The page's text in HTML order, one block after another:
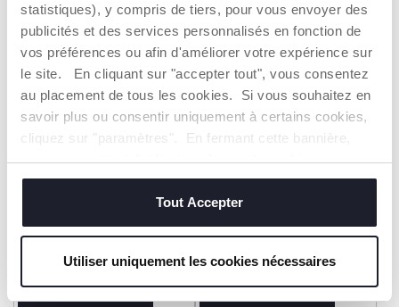
statistiques), y compris de tiers, pour vous envoyer des
publicités et des services personnalisés en fonction de
vos préférences ou afin d'améliorer votre expérience sur
le site. En cliquant sur "accepter tout", vous consentez
au placement de tous les cookies. Si vous souhaitez en
savoir plus ou consentir uniquement à certains cookies,
cliquez sur "paramètres". En fermant cette bannière,
vous consentez à l'utilisation des seuls cookies
techniques, qui sont essentiels au service demandé.
Tout Accepter
Utiliser uniquement les cookies nécessaires
Recharges Mouche-bébé
Soft&Easy Physioclean
AJOUTER
Lunettes de soleil 12m+
verres miroir bleus
AJOUTER